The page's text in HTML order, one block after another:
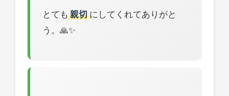
とても 親切にしてくれてありがと
う。🙏✨